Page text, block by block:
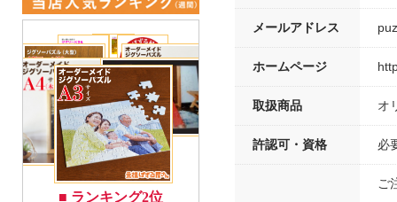
メールアドレス
ホームページ
取扱商品 オ
許認可・資格 必
ご